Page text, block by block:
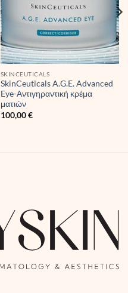
SKINCEUTICALS
SkinCeuticals A.G.E. Advanced
Eye-Αντιγηραντική κρέμα
ματιών
100,00€